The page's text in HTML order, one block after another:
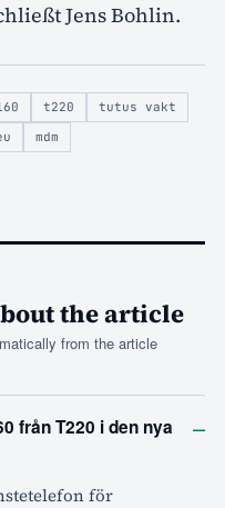
Jens Bohlin.
t220
tutus vakt
mdm
the article
from the article
från T220 i den nya
–
för